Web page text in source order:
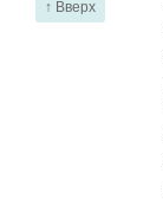
↑ Вверх